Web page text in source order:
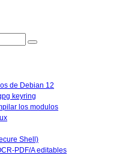
de Debian 12
keyring
los modulos
Shell)
PDF/A editables